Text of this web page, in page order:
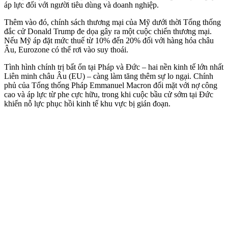
áp lực đối với người tiêu dùng và doanh nghiệp.
Thêm vào đó, chính sách thương mại của Mỹ dưới thời Tổng thống
đắc cử Donald Trump đe dọa gây ra một cuộc chiến thương mại.
Nếu Mỹ áp đặt mức thuế từ 10% đến 20% đối với hàng hóa châu
Âu, Eurozone có thể rơi vào suy thoái.
Tình hình chính trị bất ổn tại Pháp và Đức – hai nền kinh tế lớn nhất
Liên minh châu Âu (EU) – càng làm tăng thêm sự lo ngại. Chính
phủ của Tổng thống Pháp Emmanuel Macron đối mặt với nợ công
cao và áp lực từ phe cực hữu, trong khi cuộc bầu cử sớm tại Đức
khiến nỗ lực phục hồi kinh tế khu vực bị gián đoạn.